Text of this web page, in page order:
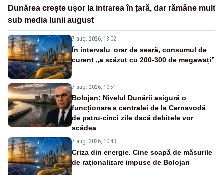
Dunărea crește ușor la intrarea în țară, dar rămâne mult
sub media lunii august
7 aug. 2026, 13:02
În intervalul orar de seară, consumul de
curent „a scăzut cu 200-300 de megawați”
7 aug. 2026, 10:51
Bolojan: Nivelul Dunării asigură o
funcționare a centralei de la Cernavodă
de patru-cinci zile dacă debitele vor
scădea
7 aug. 2026, 10:43
Criza din energie. Cine scapă de măsurile
de raționalizare impuse de Bolojan